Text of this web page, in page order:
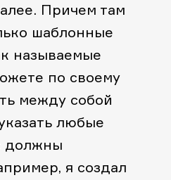
Причем там
шаблонные
называемые
по своему
между собой
любые
должны
я создал